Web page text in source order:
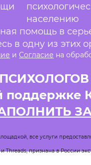
населению
помощь в
в одну из этих
и Согласие на
поддержке
все услуги
Threads, признана в России